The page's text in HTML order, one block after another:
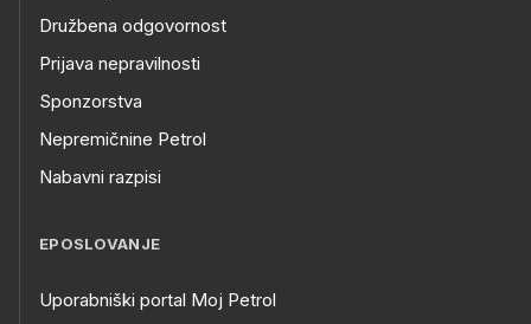
Družbena odgovornost
Prijava nepravilnosti
Sponzorstva
Nepremičnine Petrol
Nabavni razpisi
EPOSLOVANJE
Uporabniški portal Moj Petrol